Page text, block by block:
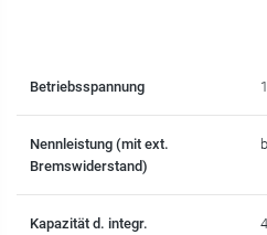
Betriebsspannung
Nennleistung (mit ext.
Bremswiderstand)
Kapazität d. integr.